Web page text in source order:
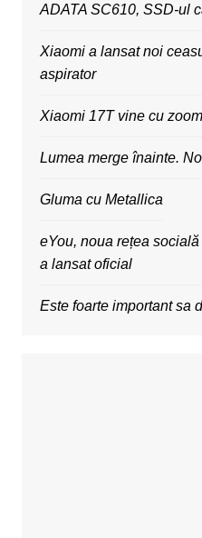
ADATA SC610, SSD-ul
Xiaomi a lansat noi
aspirator
Xiaomi 17T vine cu
Lumea merge înainte.
Gluma cu Metallica
eYou, noua rețea
a lansat oficial
Este foarte important sa